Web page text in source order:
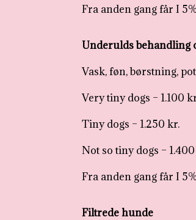
Fra anden gang får I
Underulds behandling
Vask, føn, børstning,
Very tiny dogs – 1.100
Tiny dogs – 1.250 kr.
Not so tiny dogs –
Fra anden gang får I
Filtrede hunde